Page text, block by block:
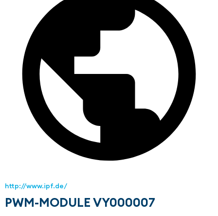
http://www.ipf.de/
PWM-MODULE VY000007